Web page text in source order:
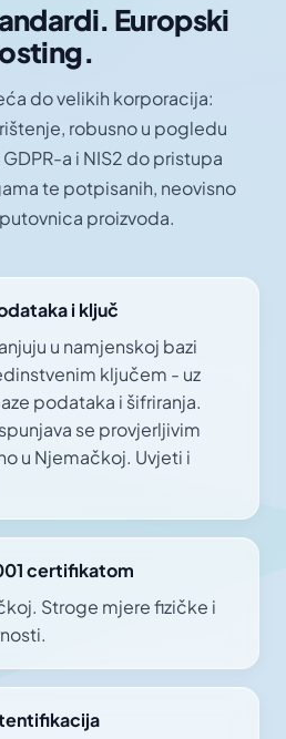
Europski
do velikih korporacija:
robusno u pogledu
a i NIS2 do pristupa
te potpisanih, neovisno
proizvoda.
i ključ
u namjenskoj bazi
ključem - uz
podataka i šifriranja.
se provjerljivim
u Njemačkoj. Uvjeti i
certifikatom
Stroge mjere fizičke i